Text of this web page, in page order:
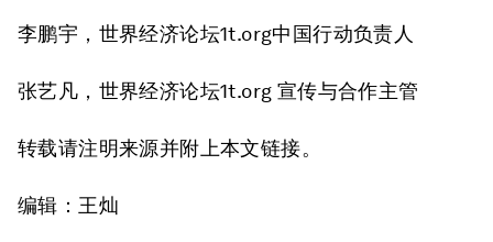
李鹏宇，世界经济论坛1t.org中国行动负责人
张艺凡，世界经济论坛1t.org 宣传与合作主管
转载请注明来源并附上本文链接。
编辑：王灿